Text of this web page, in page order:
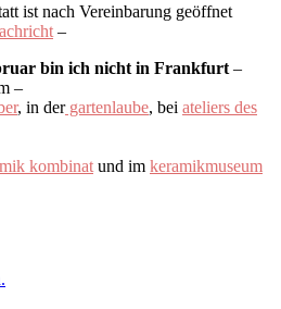
ist nach Vereinbarung geöffnet
–
bin ich nicht in Frankfurt –
–
, in dergartenlaube, bei ateliers des
kombinat und im keramikmuseum